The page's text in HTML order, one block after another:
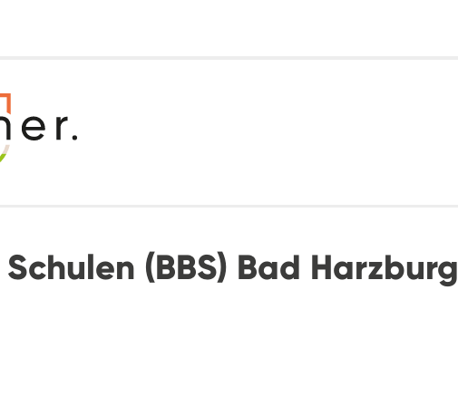
(BBS) Bad Harzburg